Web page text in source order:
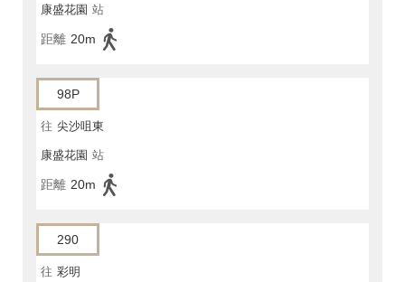
康盛花園 站
距離 20m
98P
往 尖沙咀東
康盛花園 站
距離 20m
290
往 彩明